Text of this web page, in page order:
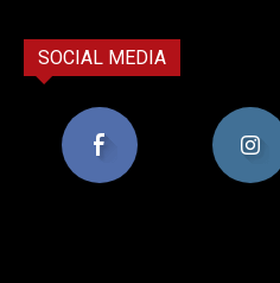
SOCIAL MEDIA